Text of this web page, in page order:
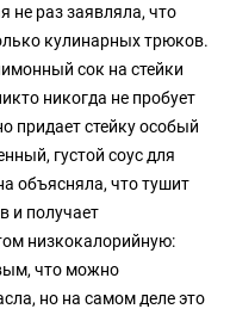
не раз заявляла, что
кулинарных трюков.
сок на стейки
никогда не пробует
придает стейку особый
густой соус для
объясняла, что тушит
и получает
низкокалорийную:
что можно
но на самом деле это